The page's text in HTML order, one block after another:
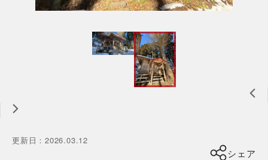
更新日 ：2026.03.12
シェア